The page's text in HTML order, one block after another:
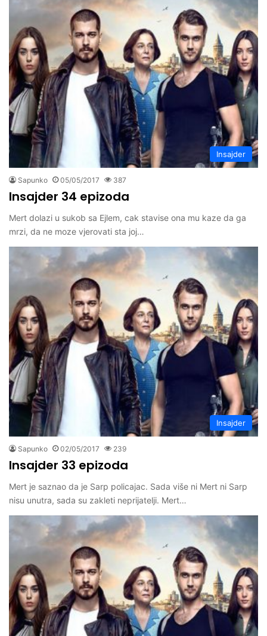
Insajder
Sapunko 05/05/2017 387
Insajder 34 epizoda
Mert dolazi u sukob sa Ejlem, cak stavise ona mu kaze da ga
mrzi, da ne moze vjerovati sta joj…
Insajder
Sapunko 02/05/2017 239
Insajder 33 epizoda
Mert je saznao da je Sarp policajac. Sada više ni Mert ni Sarp
nisu unutra, sada su zakleti neprijatelji. Mert…